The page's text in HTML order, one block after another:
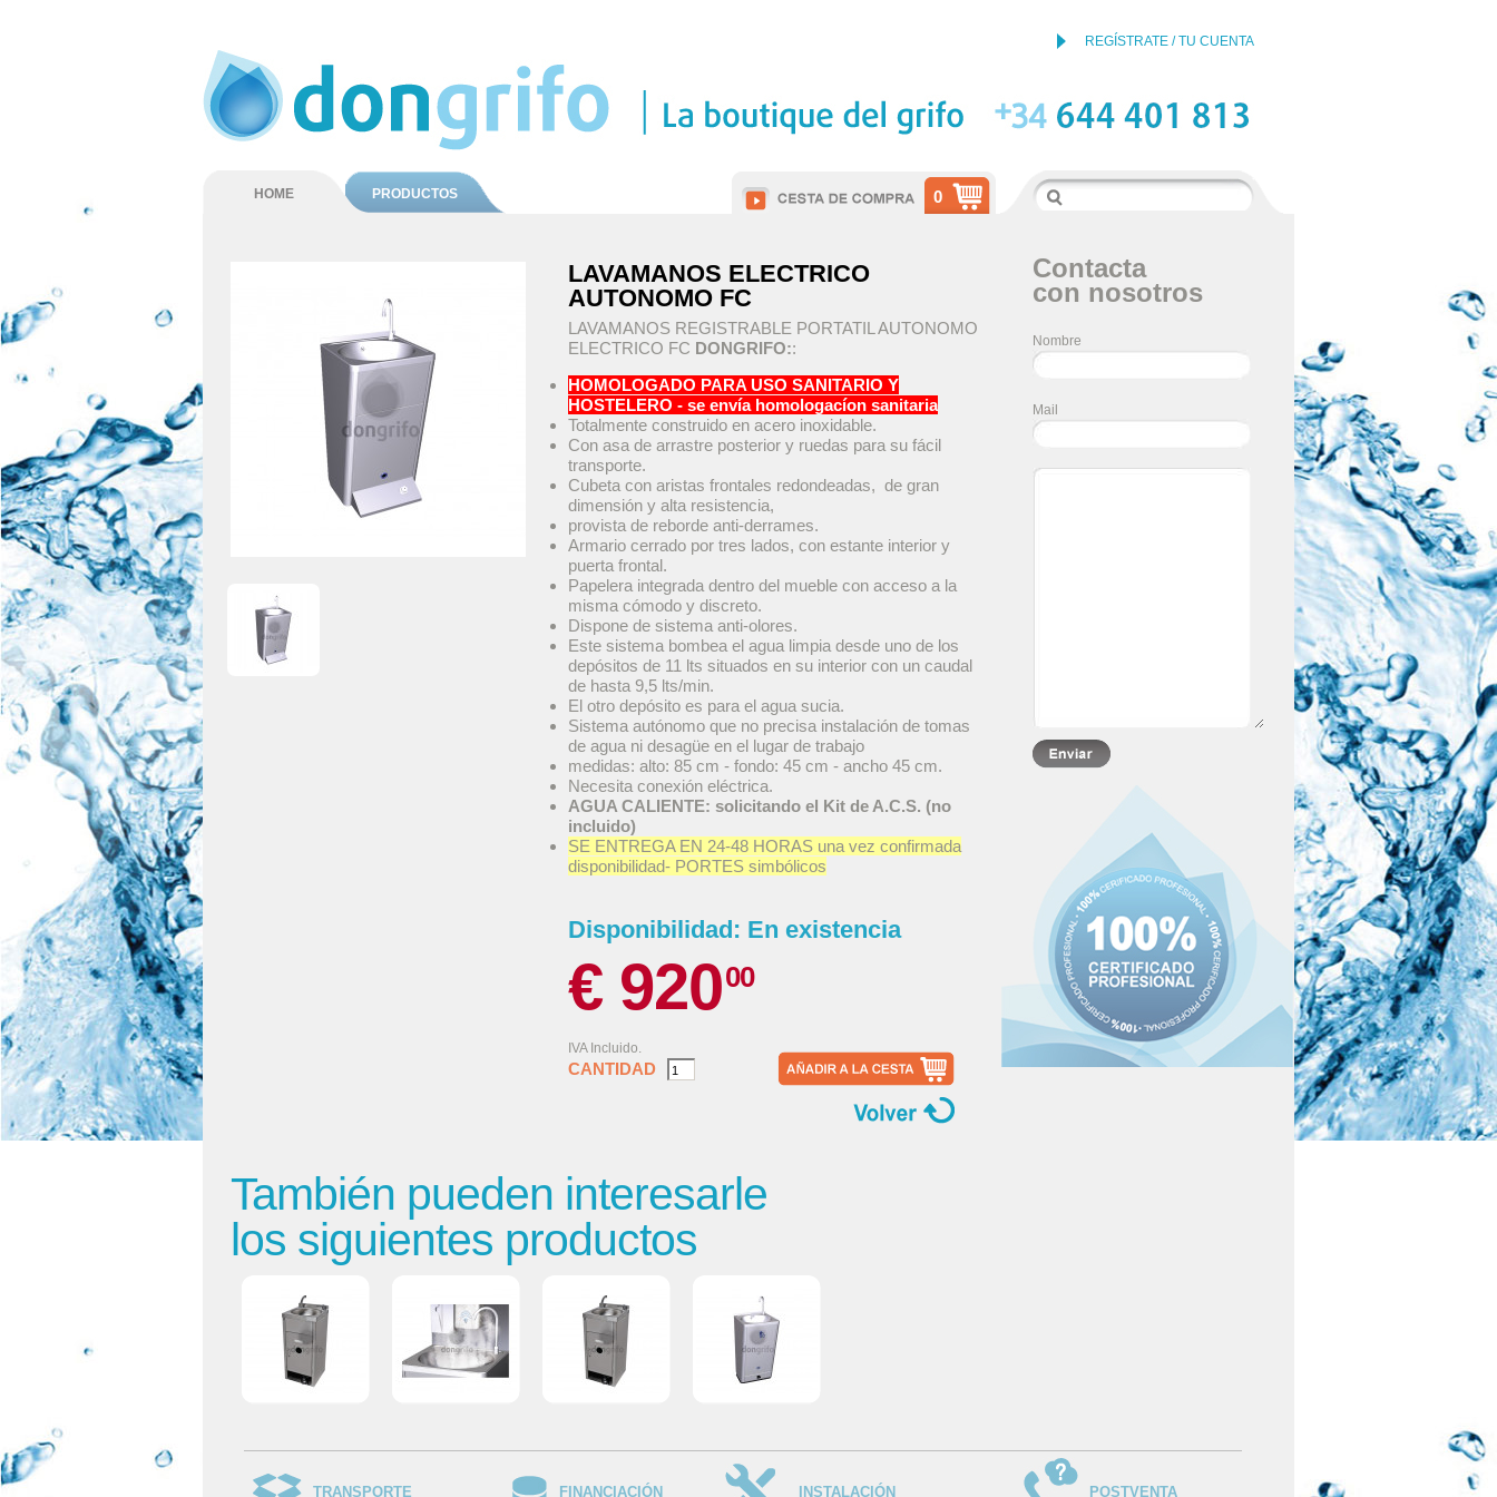
REGÍSTRATE / TU CUENTA
HOME PRODUCTOS 0
LAVAMANOS ELECTRICO
AUTONOMO FC
LAVAMANOS REGISTRABLE PORTATIL AUTONOMO
ELECTRICO FC DONGRIFO::
HOMOLOGADO PARA USO SANITARIO Y
HOSTELERO - se envía homologacíon sanitaria
Totalmente construido en acero inoxidable.
Con asa de arrastre posterior y ruedas para su fácil
transporte.
Cubeta con aristas frontales redondeadas, de gran
dimensión y alta resistencia,
provista de reborde anti-derrames.
Armario cerrado por tres lados, con estante interior y
puerta frontal.
Papelera integrada dentro del mueble con acceso a la
misma cómodo y discreto.
Dispone de sistema anti-olores.
Este sistema bombea el agua limpia desde uno de los
depósitos de 11 lts situados en su interior con un caudal
de hasta 9,5 lts/min.
El otro depósito es para el agua sucia.
Sistema autónomo que no precisa instalación de tomas
de agua ni desagüe en el lugar de trabajo
medidas: alto: 85 cm - fondo: 45 cm - ancho 45 cm.
Necesita conexión eléctrica.
AGUA CALIENTE: solicitando el Kit de A.C.S. (no
incluido)
SE ENTREGA EN 24-48 HORAS una vez confirmada
disponibilidad- PORTES simbólicos
Disponibilidad: En existencia
€ 92000
IVA Incluido.
CANTIDAD
También pueden interesarle
los siguientes productos
Contacta
con nosotros
Nombre
Mail
TRANSPORTE FINANCIACIÓN INSTALACIÓN POSTVENTA